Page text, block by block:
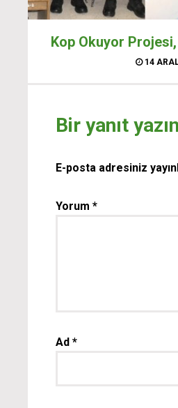
Kop Okuyor
14
Bir yanıt yazın
E-posta adresiniz
Yorum *
Ad *